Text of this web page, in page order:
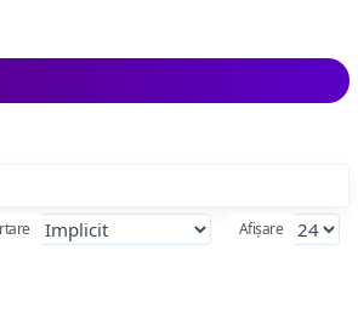
Afișare